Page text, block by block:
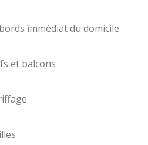
immédiat du domicile
et balcons